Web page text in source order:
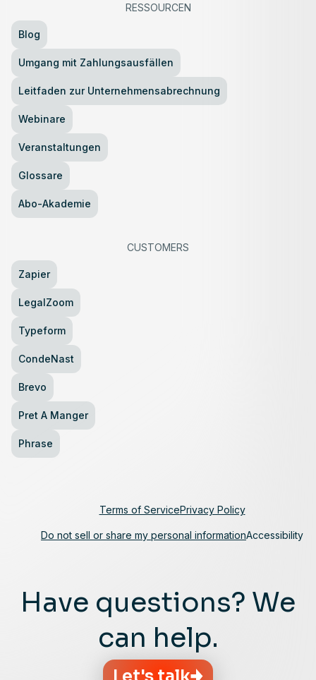
RESSOURCEN
Blog
Umgang mit Zahlungsausfällen
Leitfaden zur Unternehmensabrechnung
Webinare
Veranstaltungen
Glossare
Abo-Akademie
CUSTOMERS
Zapier
LegalZoom
Typeform
CondeNast
Brevo
Pret A Manger
Phrase
Have questions? We
can help.
Terms of ServicePrivacy Policy
Do not sell or share my personal informationAccessibility